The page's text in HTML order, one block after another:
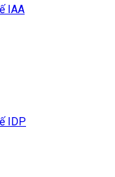
IAA
IDP